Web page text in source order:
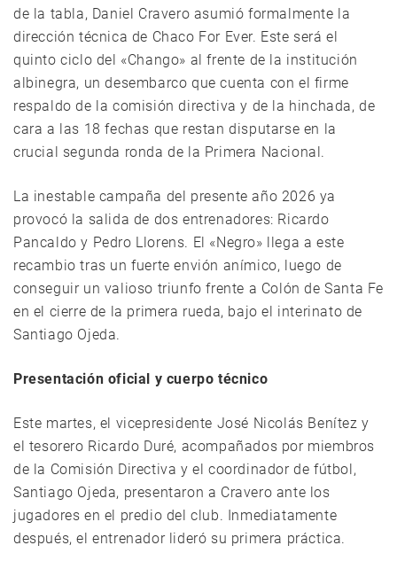
de la tabla, Daniel Cravero asumió formalmente la
dirección técnica de Chaco For Ever. Este será el
quinto ciclo del «Chango» al frente de la institución
albinegra, un desembarco que cuenta con el firme
respaldo de la comisión directiva y de la hinchada, de
cara a las 18 fechas que restan disputarse en la
crucial segunda ronda de la Primera Nacional.
La inestable campaña del presente año 2026 ya
provocó la salida de dos entrenadores: Ricardo
Pancaldo y Pedro Llorens. El «Negro» llega a este
recambio tras un fuerte envión anímico, luego de
conseguir un valioso triunfo frente a Colón de Santa Fe
en el cierre de la primera rueda, bajo el interinato de
Santiago Ojeda.
Presentación oficial y cuerpo técnico
Este martes, el vicepresidente José Nicolás Benítez y
el tesorero Ricardo Duré, acompañados por miembros
de la Comisión Directiva y el coordinador de fútbol,
Santiago Ojeda, presentaron a Cravero ante los
jugadores en el predio del club. Inmediatamente
después, el entrenador lideró su primera práctica.